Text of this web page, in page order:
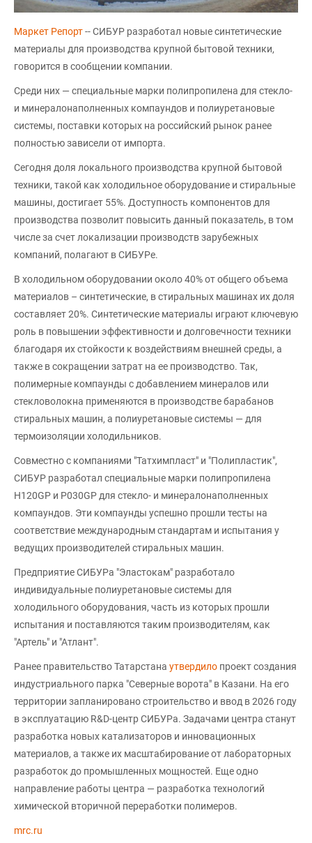
Маркет Репорт-- СИБУР разработал новые синтетические
материалы для производства крупной бытовой техники,
говорится в сообщении компании.
Среди них — специальные марки полипропилена для стекло-
и минералонаполненных компаундов и полиуретановые
системы, поставки которых на российский рынок ранее
полностью зависели от импорта.
Сегодня доля локального производства крупной бытовой
техники, такой как холодильное оборудование и стиральные
машины, достигает 55%. Доступность компонентов для
производства позволит повысить данный показатель, в том
числе за счет локализации производств зарубежных
компаний, полагают в СИБУРе.
В холодильном оборудовании около 40% от общего объема
материалов – синтетические, в стиральных машинах их доля
составляет 20%. Синтетические материалы играют ключевую
роль в повышении эффективности и долговечности техники
благодаря их стойкости к воздействиям внешней среды, а
также в сокращении затрат на ее производство. Так,
полимерные компаунды с добавлением минералов или
стекловолокна применяются в производстве барабанов
стиральных машин, а полиуретановые системы — для
термоизоляции холодильников.
Совместно с компаниями "Татхимпласт" и "Полипластик",
СИБУР разработал специальные марки полипропилена
H120GP и P030GP для стекло- и минералонаполненных
компаундов. Эти компаунды успешно прошли тесты на
соответствие международным стандартам и испытания у
ведущих производителей стиральных машин.
Предприятие СИБУРа "Эластокам" разработало
индивидуальные полиуретановые системы для
холодильного оборудования, часть из которых прошли
испытания и поставляются таким производителям, как
"Артель" и "Атлант".
Ранее правительство Татарстана утвердило проект создания
индустриального парка "Северные ворота" в Казани. На его
территории запланировано строительство и ввод в 2026 году
в эксплуатацию R&D-центр СИБУРа. Задачами центра станут
разработка новых катализаторов и инновационных
материалов, а также их масштабирование от лабораторных
разработок до промышленных мощностей. Еще одно
направление работы центра — разработка технологий
химической вторичной переработки полимеров.
mrc.ru